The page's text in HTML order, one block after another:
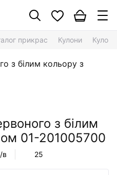
прикрас Кулони Кулон
з білим
01-201005700
в 25